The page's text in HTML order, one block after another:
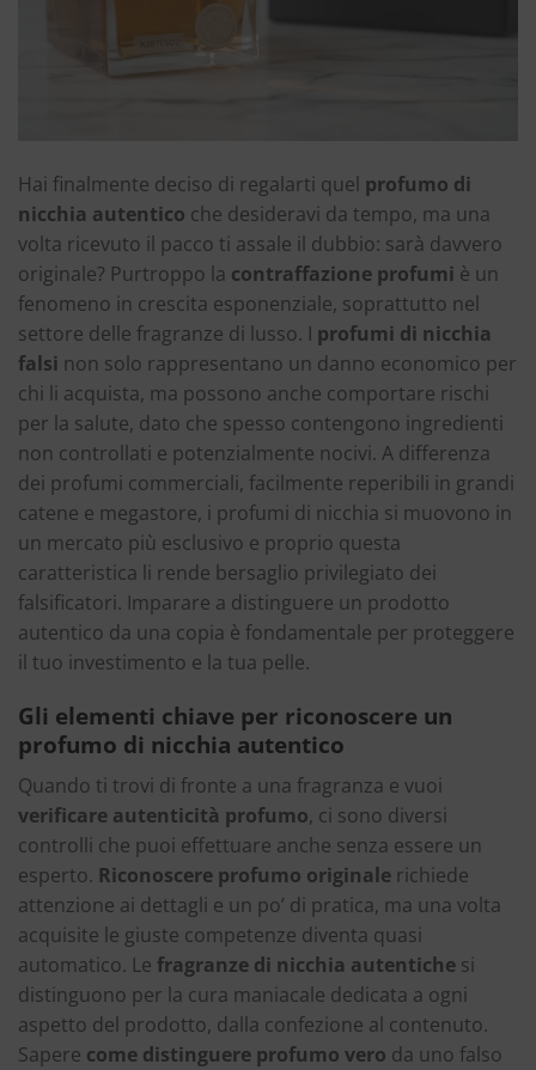
Hai finalmente deciso di regalarti quel profumo di
nicchia autentico che desideravi da tempo, ma una
volta ricevuto il pacco ti assale il dubbio: sarà davvero
originale? Purtroppo la contraffazione profumi è un
fenomeno in crescita esponenziale, soprattutto nel
settore delle fragranze di lusso. I profumi di nicchia
falsi non solo rappresentano un danno economico per
chi li acquista, ma possono anche comportare rischi
per la salute, dato che spesso contengono ingredienti
non controllati e potenzialmente nocivi. A differenza
dei profumi commerciali, facilmente reperibili in grandi
catene e megastore, i profumi di nicchia si muovono in
un mercato più esclusivo e proprio questa
caratteristica li rende bersaglio privilegiato dei
falsificatori. Imparare a distinguere un prodotto
autentico da una copia è fondamentale per proteggere
il tuo investimento e la tua pelle.
Gli elementi chiave per riconoscere un
profumo di nicchia autentico
Quando ti trovi di fronte a una fragranza e vuoi
verificare autenticità profumo, ci sono diversi
controlli che puoi effettuare anche senza essere un
esperto. Riconoscere profumo originale richiede
attenzione ai dettagli e un po’ di pratica, ma una volta
acquisite le giuste competenze diventa quasi
automatico. Le fragranze di nicchia autentiche si
distinguono per la cura maniacale dedicata a ogni
aspetto del prodotto, dalla confezione al contenuto.
Sapere come distinguere profumo vero da uno falso